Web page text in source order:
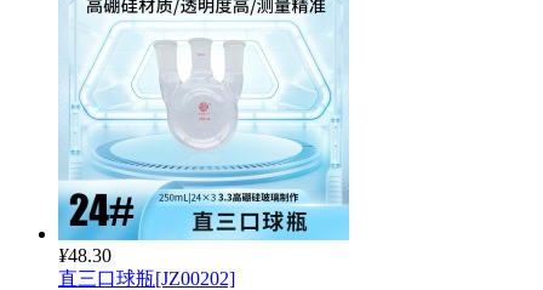
¥48.30
直三口球瓶[JZ00202]